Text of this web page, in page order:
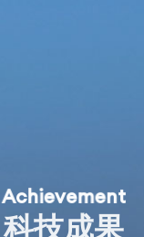
Achievement
科技成果